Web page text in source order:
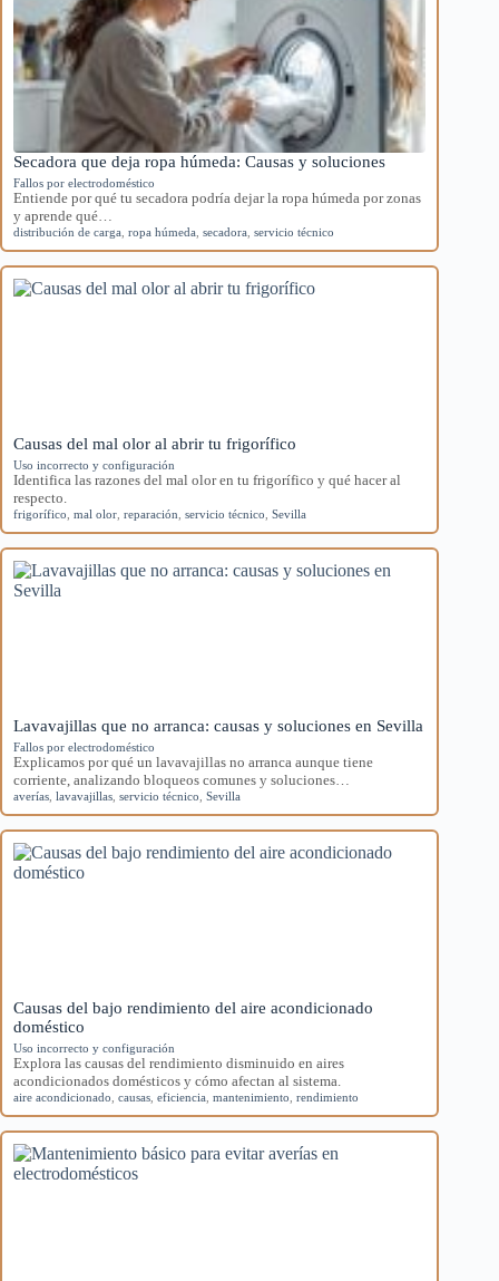
Secadora que deja ropa húmeda: Causas y soluciones
Fallos por electrodoméstico
Entiende por qué tu secadora podría dejar la ropa húmeda por zonas
y aprende qué…
distribución de carga ropa húmeda secadora servicio técnico
Causas del mal olor al abrir tu frigorífico
Uso incorrecto y configuración
Identifica las razones del mal olor en tu frigorífico y qué hacer al
respecto.
frigorífico mal olor reparación servicio técnico Sevilla
Lavavajillas que no arranca: causas y soluciones en Sevilla
Fallos por electrodoméstico
Explicamos por qué un lavavajillas no arranca aunque tiene
corriente, analizando bloqueos comunes y soluciones…
averías lavavajillas servicio técnico Sevilla
Causas del bajo rendimiento del aire acondicionado
doméstico
Uso incorrecto y configuración
Explora las causas del rendimiento disminuido en aires
acondicionados domésticos y cómo afectan al sistema.
aire acondicionado causas eficiencia mantenimiento rendimiento